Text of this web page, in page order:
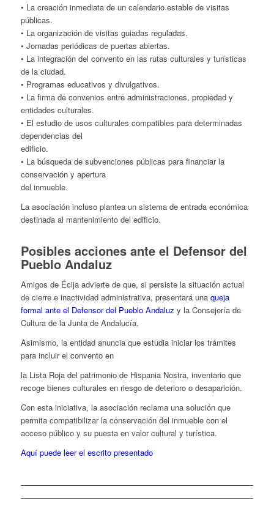
• La creación inmediata de un calendario estable de visitas
públicas.
• La organización de visitas guiadas reguladas.
• Jornadas periódicas de puertas abiertas.
• La integración del convento en las rutas culturales y turísticas
de la ciudad.
• Programas educativos y divulgativos.
• La firma de convenios entre administraciones, propiedad y
entidades culturales.
• El estudio de usos culturales compatibles para determinadas
dependencias del
edificio.
• La búsqueda de subvenciones públicas para financiar la
conservación y apertura
del inmueble.
La asociación incluso plantea un sistema de entrada económica
destinada al mantenimiento del edificio.
Posibles acciones ante el Defensor del
Pueblo Andaluz
Amigos de Écija advierte de que, si persiste la situación actual
de cierre e inactividad administrativa, presentará una queja
formal ante el Defensor del Pueblo Andaluz y la Consejería de
Cultura de la Junta de Andalucía.
Asimismo, la entidad anuncia que estudia iniciar los trámites
para incluir el convento en
la Lista Roja del patrimonio de Hispania Nostra, inventario que
recoge bienes culturales en riesgo de deterioro o desaparición.
Con esta iniciativa, la asociación reclama una solución que
permita compatibilizar la conservación del inmueble con el
acceso público y su puesta en valor cultural y turística.
Aquí puede leer el escrito presentado